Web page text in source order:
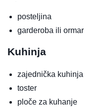
posteljina
garderoba ili ormar
Kuhinja
zajednička kuhinja
toster
ploče za kuhanje